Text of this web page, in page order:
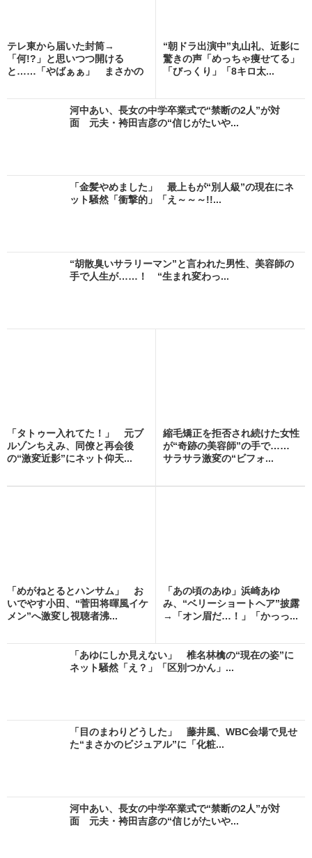
テレ東から届いた封筒→
「何!?」と思いつつ開ける
と……「やばぁぁ」 まさかの
“朝ドラ出演中”丸山礼、近影に
驚きの声「めっちゃ痩せてる」
「びっくり」「8キロ太...
河中あい、長女の中学卒業式で“禁断の2人”が対
面 元夫・袴田吉彦の“信じがたいや...
「金髪やめました」 最上もが“別人級”の現在にネ
ット騒然「衝撃的」「え～～～!!...
“胡散臭いサラリーマン”と言われた男性、美容師の
手で人生が……！ “生まれ変わっ...
「タトゥー入れてた！」 元ブ
ルゾンちえみ、同僚と再会後
の“激変近影”にネット仰天...
縮毛矯正を拒否され続けた女性
が“奇跡の美容師”の手で……
サラサラ激変の“ビフォ...
「めがねとるとハンサム」 お
いでやす小田、“菅田将暉風イケ
メン”へ激変し視聴者沸...
「あの頃のあゆ」浜崎あゆ
み、“ベリーショートヘア”披露
→「オン眉だ…！」「かっっ...
「あゆにしか見えない」 椎名林檎の“現在の姿”に
ネット騒然「え？」「区別つかん」...
「目のまわりどうした」 藤井風、WBC会場で見せ
た“まさかのビジュアル”に「化粧...
河中あい、長女の中学卒業式で“禁断の2人”が対
面 元夫・袴田吉彦の“信じがたいや...